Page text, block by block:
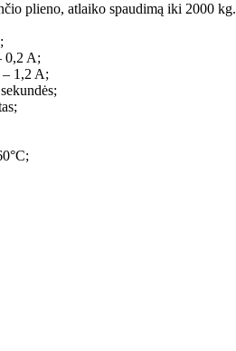
plieno, atlaiko spaudimą iki 2000 kg.
0,2 A;
– 1,2 A;